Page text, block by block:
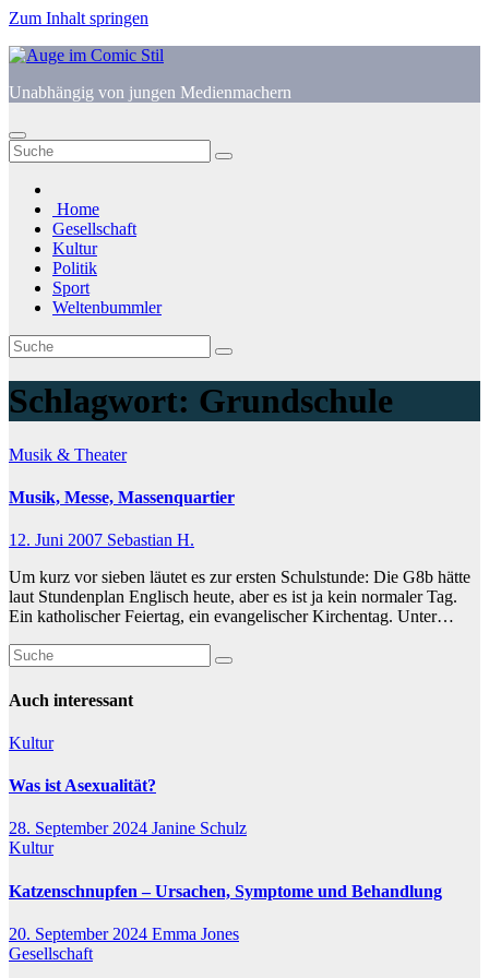
Zum Inhalt springen
Unabhängig von jungen Medienmachern
Home
Gesellschaft
Kultur
Politik
Sport
Weltenbummler
Schlagwort: Grundschule
Musik & Theater
Musik, Messe, Massenquartier
12. Juni 2007 Sebastian H.
Um kurz vor sieben läutet es zur ersten Schulstunde: Die G8b hätte
laut Stundenplan Englisch heute, aber es ist ja kein normaler Tag.
Ein katholischer Feiertag, ein evangelischer Kirchentag. Unter…
Auch interessant
Kultur
Was ist Asexualität?
28. September 2024 Janine Schulz
Kultur
Katzenschnupfen – Ursachen, Symptome und Behandlung
20. September 2024 Emma Jones
Gesellschaft